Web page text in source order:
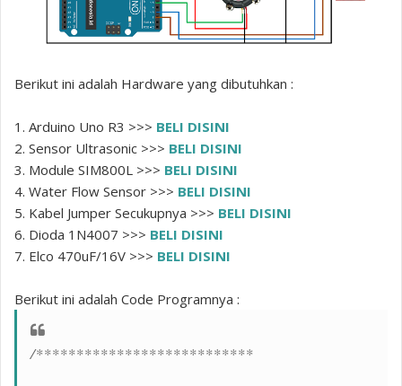
Berikut ini adalah Hardware yang dibutuhkan :
1. Arduino Uno R3 >>> BELI DISINI
2. Sensor Ultrasonic >>> BELI DISINI
3. Module SIM800L >>> BELI DISINI
4. Water Flow Sensor >>> BELI DISINI
5. Kabel Jumper Secukupnya >>> BELI DISINI
6. Dioda 1N4007 >>> BELI DISINI
7. Elco 470uF/16V >>> BELI DISINI
Berikut ini adalah Code Programnya :
/***************************